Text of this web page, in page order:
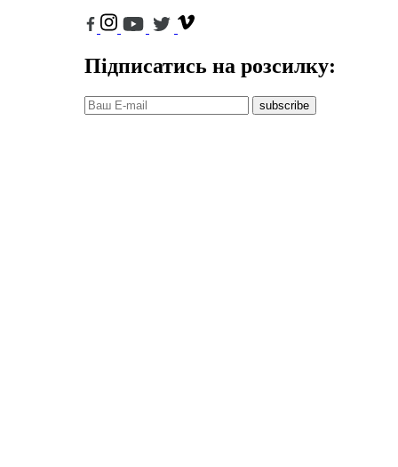
Підписатись на розсилку:
subscribe